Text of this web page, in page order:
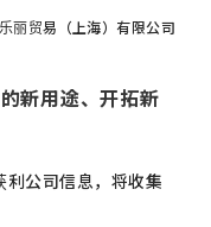
丽贸易（上海）有限公司
新用途、开拓新
利公司信息，将收集